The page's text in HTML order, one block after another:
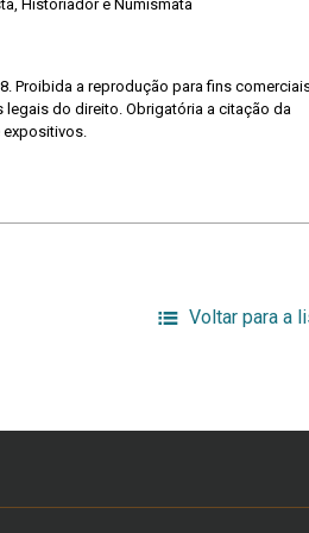
Historiador e Numismata
Proibida a reprodução para fins
do direito. Obrigatória a citação da
expositivos.
Voltar para a